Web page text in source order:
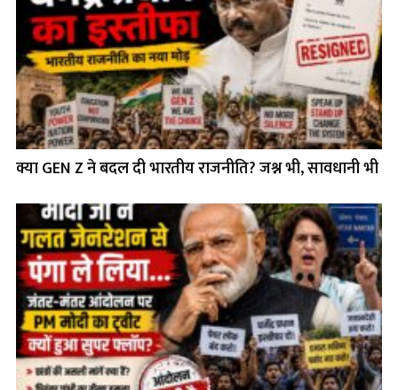
क्या GEN Z ने बदल दी भारतीय राजनीति? जश्न भी, सावधानी भी